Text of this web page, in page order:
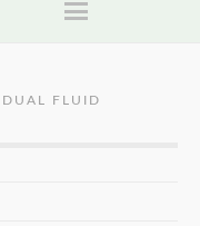
DUAL FLUID